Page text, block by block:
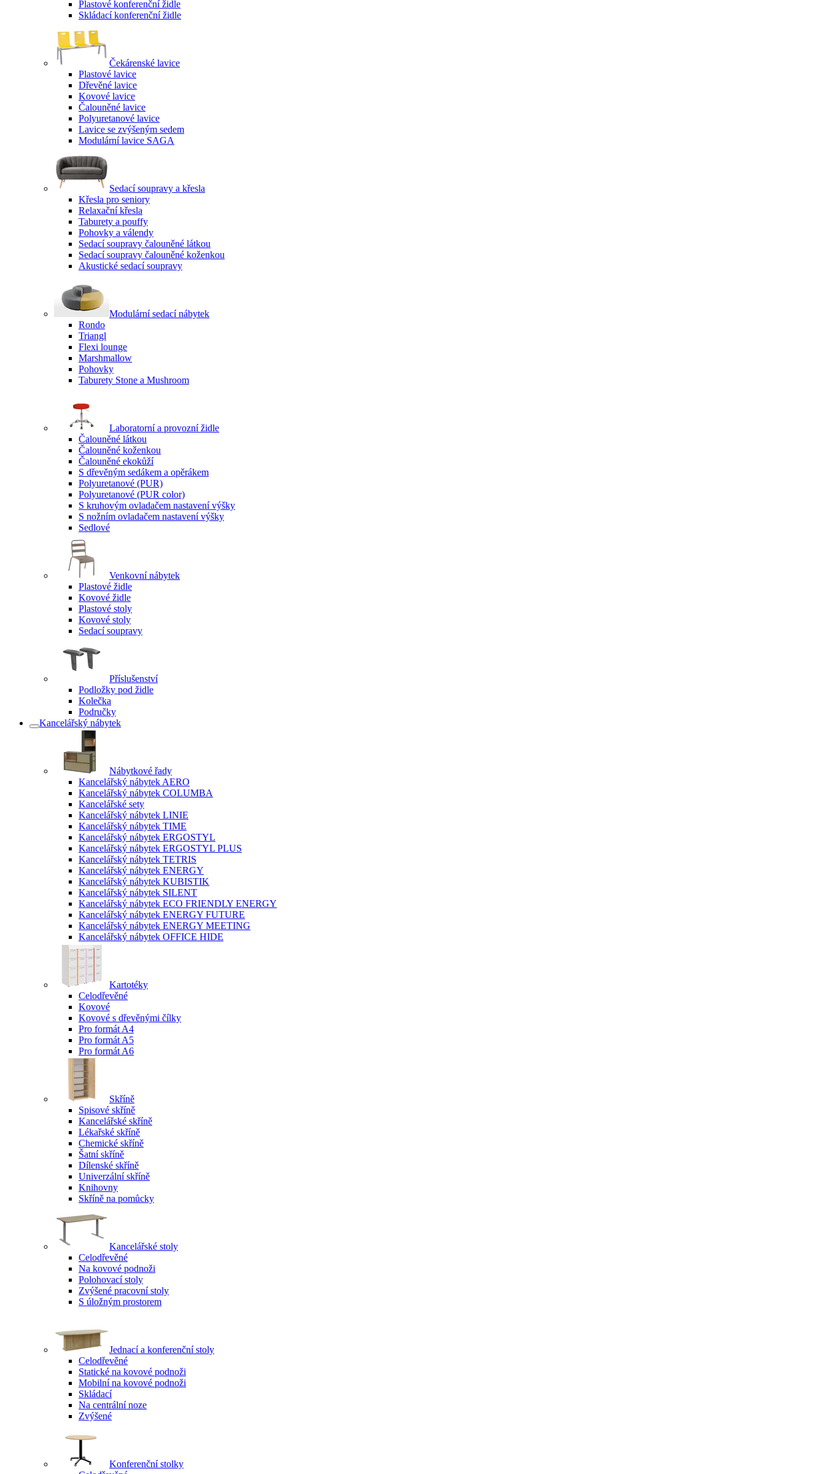
Plastové konferenční židle
Skládací konferenční židle
Čekárenské lavice
Plastové lavice
Dřevěné lavice
Kovové lavice
Čalouněné lavice
Polyuretanové lavice
Lavice se zvýšeným sedem
Modulární lavice SAGA
Sedací soupravy a křesla
Křesla pro seniory
Relaxační křesla
Taburety a pouffy
Pohovky a válendy
Sedací soupravy čalouněné látkou
Sedací soupravy čalouněné koženkou
Akustické sedací soupravy
Modulární sedací nábytek
Rondo
Triangl
Flexi lounge
Marshmallow
Pohovky
Taburety Stone a Mushroom
Laboratorní a provozní židle
Čalouněné látkou
Čalouněné koženkou
Čalouněné ekokůží
S dřevěným sedákem a opěrákem
Polyuretanové (PUR)
Polyuretanové (PUR color)
S kruhovým ovladačem nastavení výšky
S nožním ovladačem nastavení výšky
Sedlové
Venkovní nábytek
Plastové židle
Kovové židle
Plastové stoly
Kovové stoly
Sedací soupravy
Příslušenství
Podložky pod židle
Kolečka
Područky
Kancelářský nábytek
Nábytkové řady
Kancelářský nábytek AERO
Kancelářský nábytek COLUMBA
Kancelářské sety
Kancelářský nábytek LINIE
Kancelářský nábytek TIME
Kancelářský nábytek ERGOSTYL
Kancelářský nábytek ERGOSTYL PLUS
Kancelářský nábytek TETRIS
Kancelářský nábytek ENERGY
Kancelářský nábytek KUBISTIK
Kancelářský nábytek SILENT
Kancelářský nábytek ECO FRIENDLY ENERGY
Kancelářský nábytek ENERGY FUTURE
Kancelářský nábytek ENERGY MEETING
Kancelářský nábytek OFFICE HIDE
Kartotéky
Celodřevěné
Kovové
Kovové s dřevěnými čílky
Pro formát A4
Pro formát A5
Pro formát A6
Skříně
Spisové skříně
Kancelářské skříně
Lékařské skříně
Chemické skříně
Šatní skříně
Dílenské skříně
Univerzální skříně
Knihovny
Skříně na pomůcky
Kancelářské stoly
Celodřevěné
Na kovové podnoži
Polohovací stoly
Zvýšené pracovní stoly
S úložným prostorem
Jednací a konferenční stoly
Celodřevěné
Statické na kovové podnoži
Mobilní na kovové podnoži
Skládací
Na centrální noze
Zvýšené
Konferenční stolky